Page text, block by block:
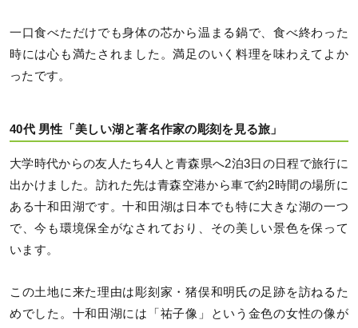
一口食べただけでも身体の芯から温まる鍋で、食べ終わった
時には心も満たされました。満足のいく料理を味わえてよか
ったです。
40代 男性「美しい湖と著名作家の彫刻を見る旅」
大学時代からの友人たち4人と青森県へ2泊3日の日程で旅行に
出かけました。訪れた先は青森空港から車で約2時間の場所に
ある十和田湖です。十和田湖は日本でも特に大きな湖の一つ
で、今も環境保全がなされており、その美しい景色を保って
います。
この土地に来た理由は彫刻家・猪俣和明氏の足跡を訪ねるた
めでした。十和田湖には「祐子像」という金色の女性の像が